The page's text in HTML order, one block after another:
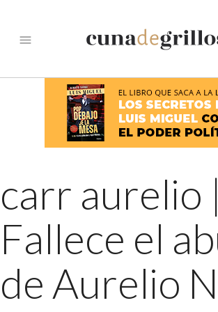
menu
carr aurelio |
Fallece el
de Aurelio